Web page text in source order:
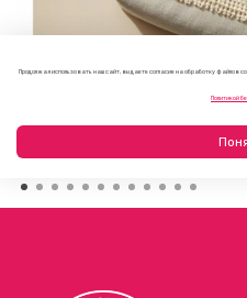
Продолжая использовать наш сайт, вы даете согласие на обработку файлов
Политикой